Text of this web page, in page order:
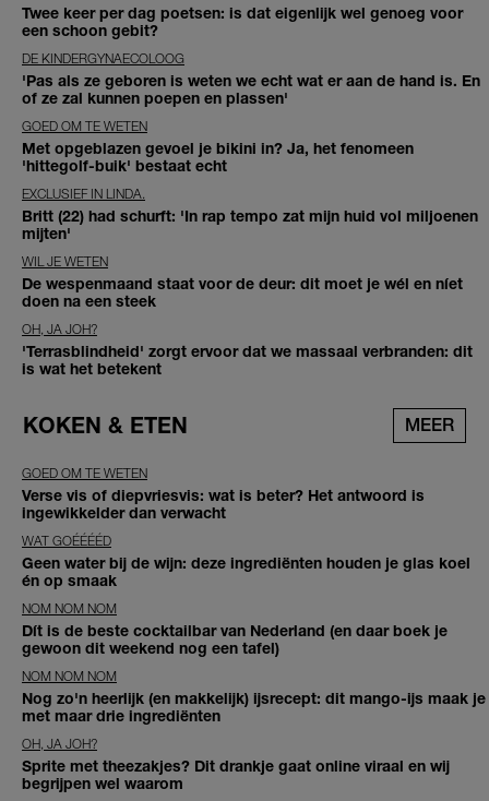
Twee keer per dag poetsen: is dat eigenlijk wel genoeg voor
een schoon gebit?
DE KINDERGYNAECOLOOG
'Pas als ze geboren is weten we echt wat er aan de hand is. En
of ze zal kunnen poepen en plassen'
GOED OM TE WETEN
Met opgeblazen gevoel je bikini in? Ja, het fenomeen
'hittegolf-buik' bestaat echt
EXCLUSIEF IN LINDA.
Britt (22) had schurft: 'In rap tempo zat mijn huid vol miljoenen
mijten'
WIL JE WETEN
De wespenmaand staat voor de deur: dit moet je wél en níet
doen na een steek
OH, JA JOH?
'Terrasblindheid' zorgt ervoor dat we massaal verbranden: dit
is wat het betekent
KOKEN & ETEN MEER
GOED OM TE WETEN
Verse vis of diepvriesvis: wat is beter? Het antwoord is
ingewikkelder dan verwacht
WAT GOÉÉÉÉD
Geen water bij de wijn: deze ingrediënten houden je glas koel
én op smaak
NOM NOM NOM
Dít is de beste cocktailbar van Nederland (en daar boek je
gewoon dit weekend nog een tafel)
NOM NOM NOM
Nog zo'n heerlijk (en makkelijk) ijsrecept: dit mango-ijs maak je
met maar drie ingrediënten
OH, JA JOH?
Sprite met theezakjes? Dit drankje gaat online viraal en wij
begrijpen wel waarom